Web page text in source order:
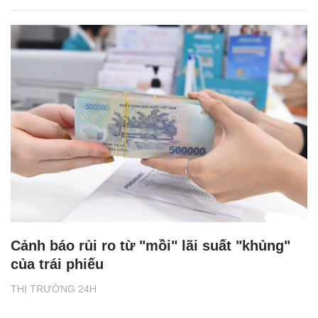
THỊ TRƯỜNG 24H
Cảnh báo rủi ro từ "mồi" lãi suất "khủng"
của trái phiếu